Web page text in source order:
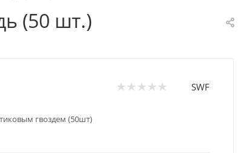
(50 шт.)
SWF
гвоздем (50шт)